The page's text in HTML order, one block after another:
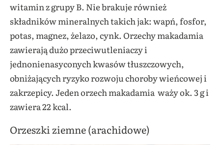
witamin z grupy B. Nie brakuje również
składników mineralnych takich jak: wapń, fosfor,
potas, magnez, żelazo, cynk. Orzechy makadamia
zawierają dużo przeciwutleniaczy i
jednonienasyconych kwasów tłuszczowych,
obniżających ryzyko rozwoju choroby wieńcowej i
zakrzepicy. Jeden orzech makadamia waży ok. 3 g i
zawiera 22 kcal.
Orzeszki ziemne (arachidowe)